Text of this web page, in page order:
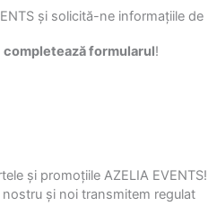
și solicită-ne informațiile de
completează formularul!
și promoțiile AZELIA EVENTS!
și noi transmitem regulat